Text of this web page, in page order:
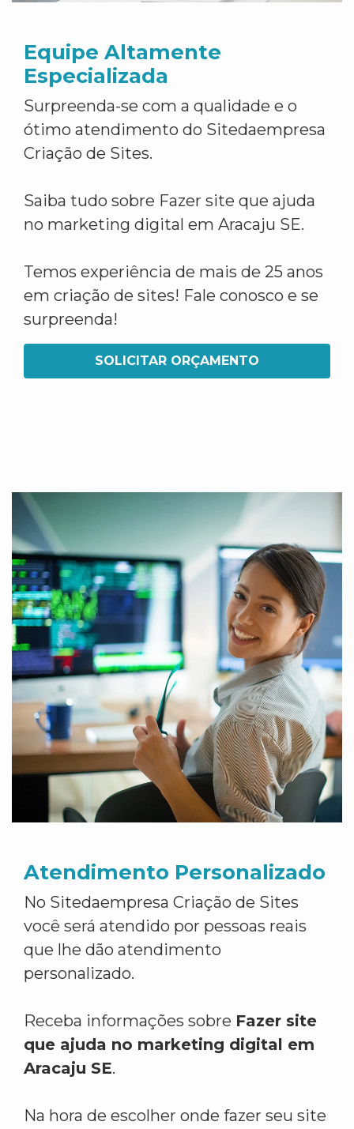
Equipe Altamente
Especializada
Surpreenda-se com a qualidade e o
ótimo atendimento do Sitedaempresa
Criação de Sites.
Saiba tudo sobre Fazer site que ajuda
no marketing digital em Aracaju SE.
Temos experiência de mais de 25 anos
em criação de sites! Fale conosco e se
surpreenda!
SOLICITAR ORÇAMENTO
Atendimento Personalizado
No Sitedaempresa Criação de Sites
você será atendido por pessoas reais
que lhe dão atendimento
personalizado.
Receba informações sobre Fazer site
que ajuda no marketing digital em
Aracaju SE.
Na hora de escolher onde fazer seu site